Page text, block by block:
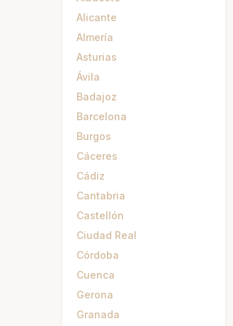
Alicante
Almería
Asturias
Ávila
Badajoz
Barcelona
Burgos
Cáceres
Cádiz
Cantabria
Castellón
Ciudad Real
Córdoba
Cuenca
Gerona
Granada